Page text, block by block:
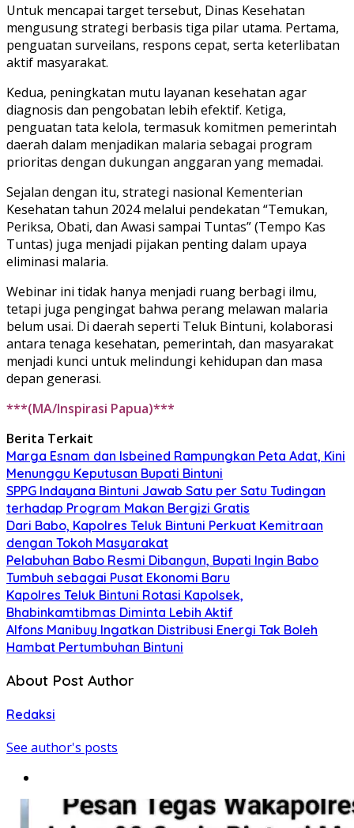
Untuk mencapai target tersebut, Dinas Kesehatan
mengusung strategi berbasis tiga pilar utama. Pertama,
penguatan surveilans, respons cepat, serta keterlibatan
aktif masyarakat.
Kedua, peningkatan mutu layanan kesehatan agar
diagnosis dan pengobatan lebih efektif. Ketiga,
penguatan tata kelola, termasuk komitmen pemerintah
daerah dalam menjadikan malaria sebagai program
prioritas dengan dukungan anggaran yang memadai.
Sejalan dengan itu, strategi nasional Kementerian
Kesehatan tahun 2024 melalui pendekatan “Temukan,
Periksa, Obati, dan Awasi sampai Tuntas” (Tempo Kas
Tuntas) juga menjadi pijakan penting dalam upaya
eliminasi malaria.
Webinar ini tidak hanya menjadi ruang berbagi ilmu,
tetapi juga pengingat bahwa perang melawan malaria
belum usai. Di daerah seperti Teluk Bintuni, kolaborasi
antara tenaga kesehatan, pemerintah, dan masyarakat
menjadi kunci untuk melindungi kehidupan dan masa
depan generasi.
***(MA/Inspirasi Papua)***
Berita Terkait
Marga Esnam dan Isbeined Rampungkan Peta Adat, Kini
Menunggu Keputusan Bupati Bintuni
SPPG Indayana Bintuni Jawab Satu per Satu Tudingan
terhadap Program Makan Bergizi Gratis
Dari Babo, Kapolres Teluk Bintuni Perkuat Kemitraan
dengan Tokoh Masyarakat
Pelabuhan Babo Resmi Dibangun, Bupati Ingin Babo
Tumbuh sebagai Pusat Ekonomi Baru
Kapolres Teluk Bintuni Rotasi Kapolsek,
Bhabinkamtibmas Diminta Lebih Aktif
Alfons Manibuy Ingatkan Distribusi Energi Tak Boleh
Hambat Pertumbuhan Bintuni
About Post Author
Redaksi
See author's posts